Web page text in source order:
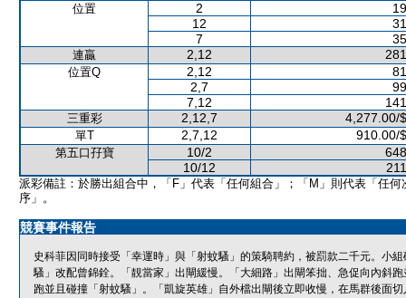
位置 2
12
7
連贏 2,12
位置Q 2,12
2,7
7,12
三重彩 2,12,7 4,277.00/
單T 2,7,12 910.00/
第五口孖寶 10/2
10/12
派彩備註：於勝出組合中，「F」代表「任何組合」；「M」則代表「任何
序」。
競賽事件報告
史科菲因同時接受「幸運時」與「射蚊騷」的策騎聘約，被罰款二千元。小
騷」改配曾錦銓。「靚當家」出閘緩慢。「大細路」出閘笨拙、急促向內斜
跑並且碰撞「射蚊騷」。「凱旋英雄」自外檔出閘後立即收慢，在馬群後面